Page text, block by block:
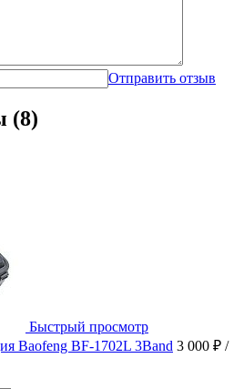
Отправить отзыв
(8)
Быстрый просмотр
Baofeng BF-1702L 3Band 3 000 ₽ /